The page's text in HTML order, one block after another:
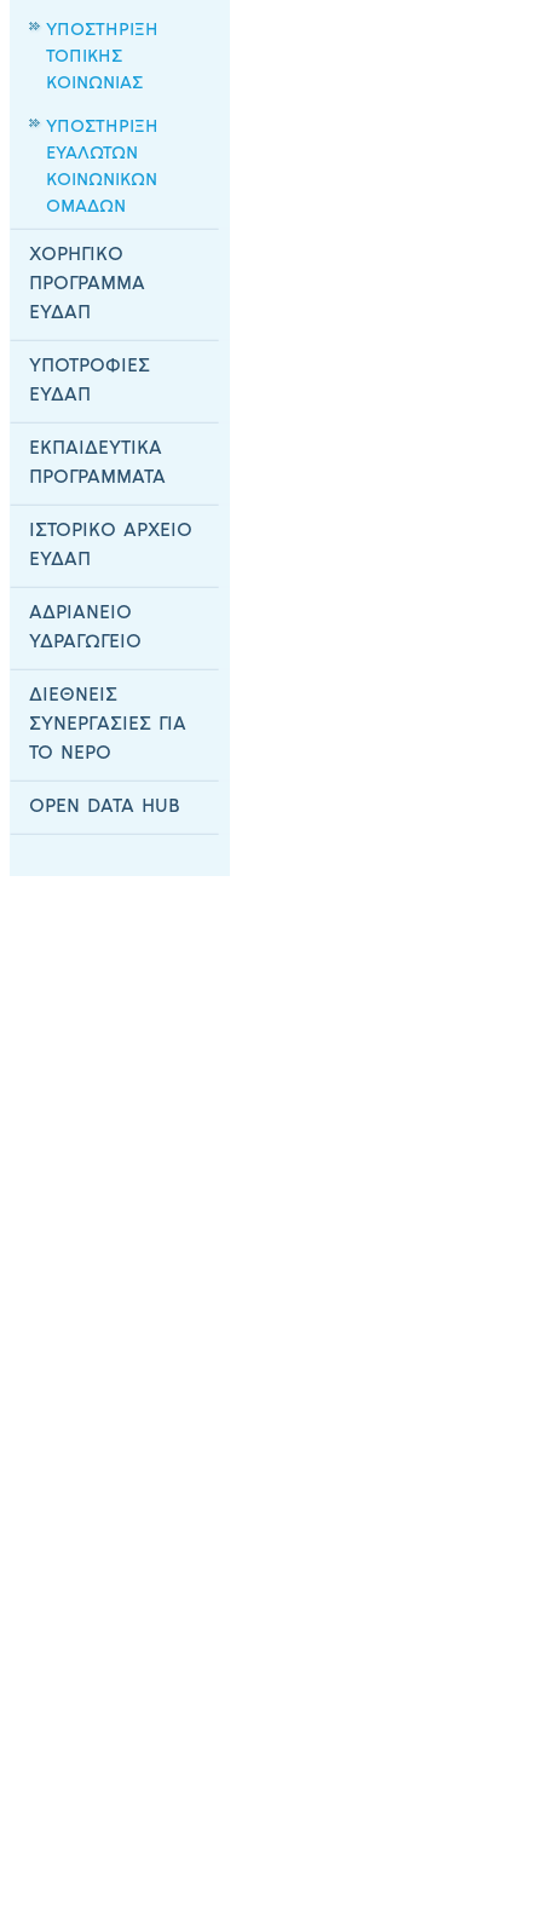
ΥΠΟΣΤΗΡΙΞΗ
ΤΟΠΙΚΗΣ
ΚΟΙΝΩΝΙΑΣ
ΥΠΟΣΤΗΡΙΞΗ
ΕΥΑΛΩΤΩΝ
ΚΟΙΝΩΝΙΚΩΝ
ΟΜΑΔΩΝ
ΧΟΡΗΓΙΚΟ
ΠΡΟΓΡΑΜΜΑ
ΕΥΔΑΠ
ΥΠΟΤΡΟΦΙΕΣ
ΕΥΔΑΠ
ΕΚΠΑΙΔΕΥΤΙΚΑ
ΠΡΟΓΡΑΜΜΑΤΑ
ΙΣΤΟΡΙΚΟ ΑΡΧΕΙΟ
ΕΥΔΑΠ
ΑΔΡΙΑΝΕΙΟ
ΥΔΡΑΓΩΓΕΙΟ
ΔΙΕΘΝΕΙΣ
ΣΥΝΕΡΓΑΣΙΕΣ ΓΙΑ
ΤΟ ΝΕΡΟ
OPEN DATA HUB